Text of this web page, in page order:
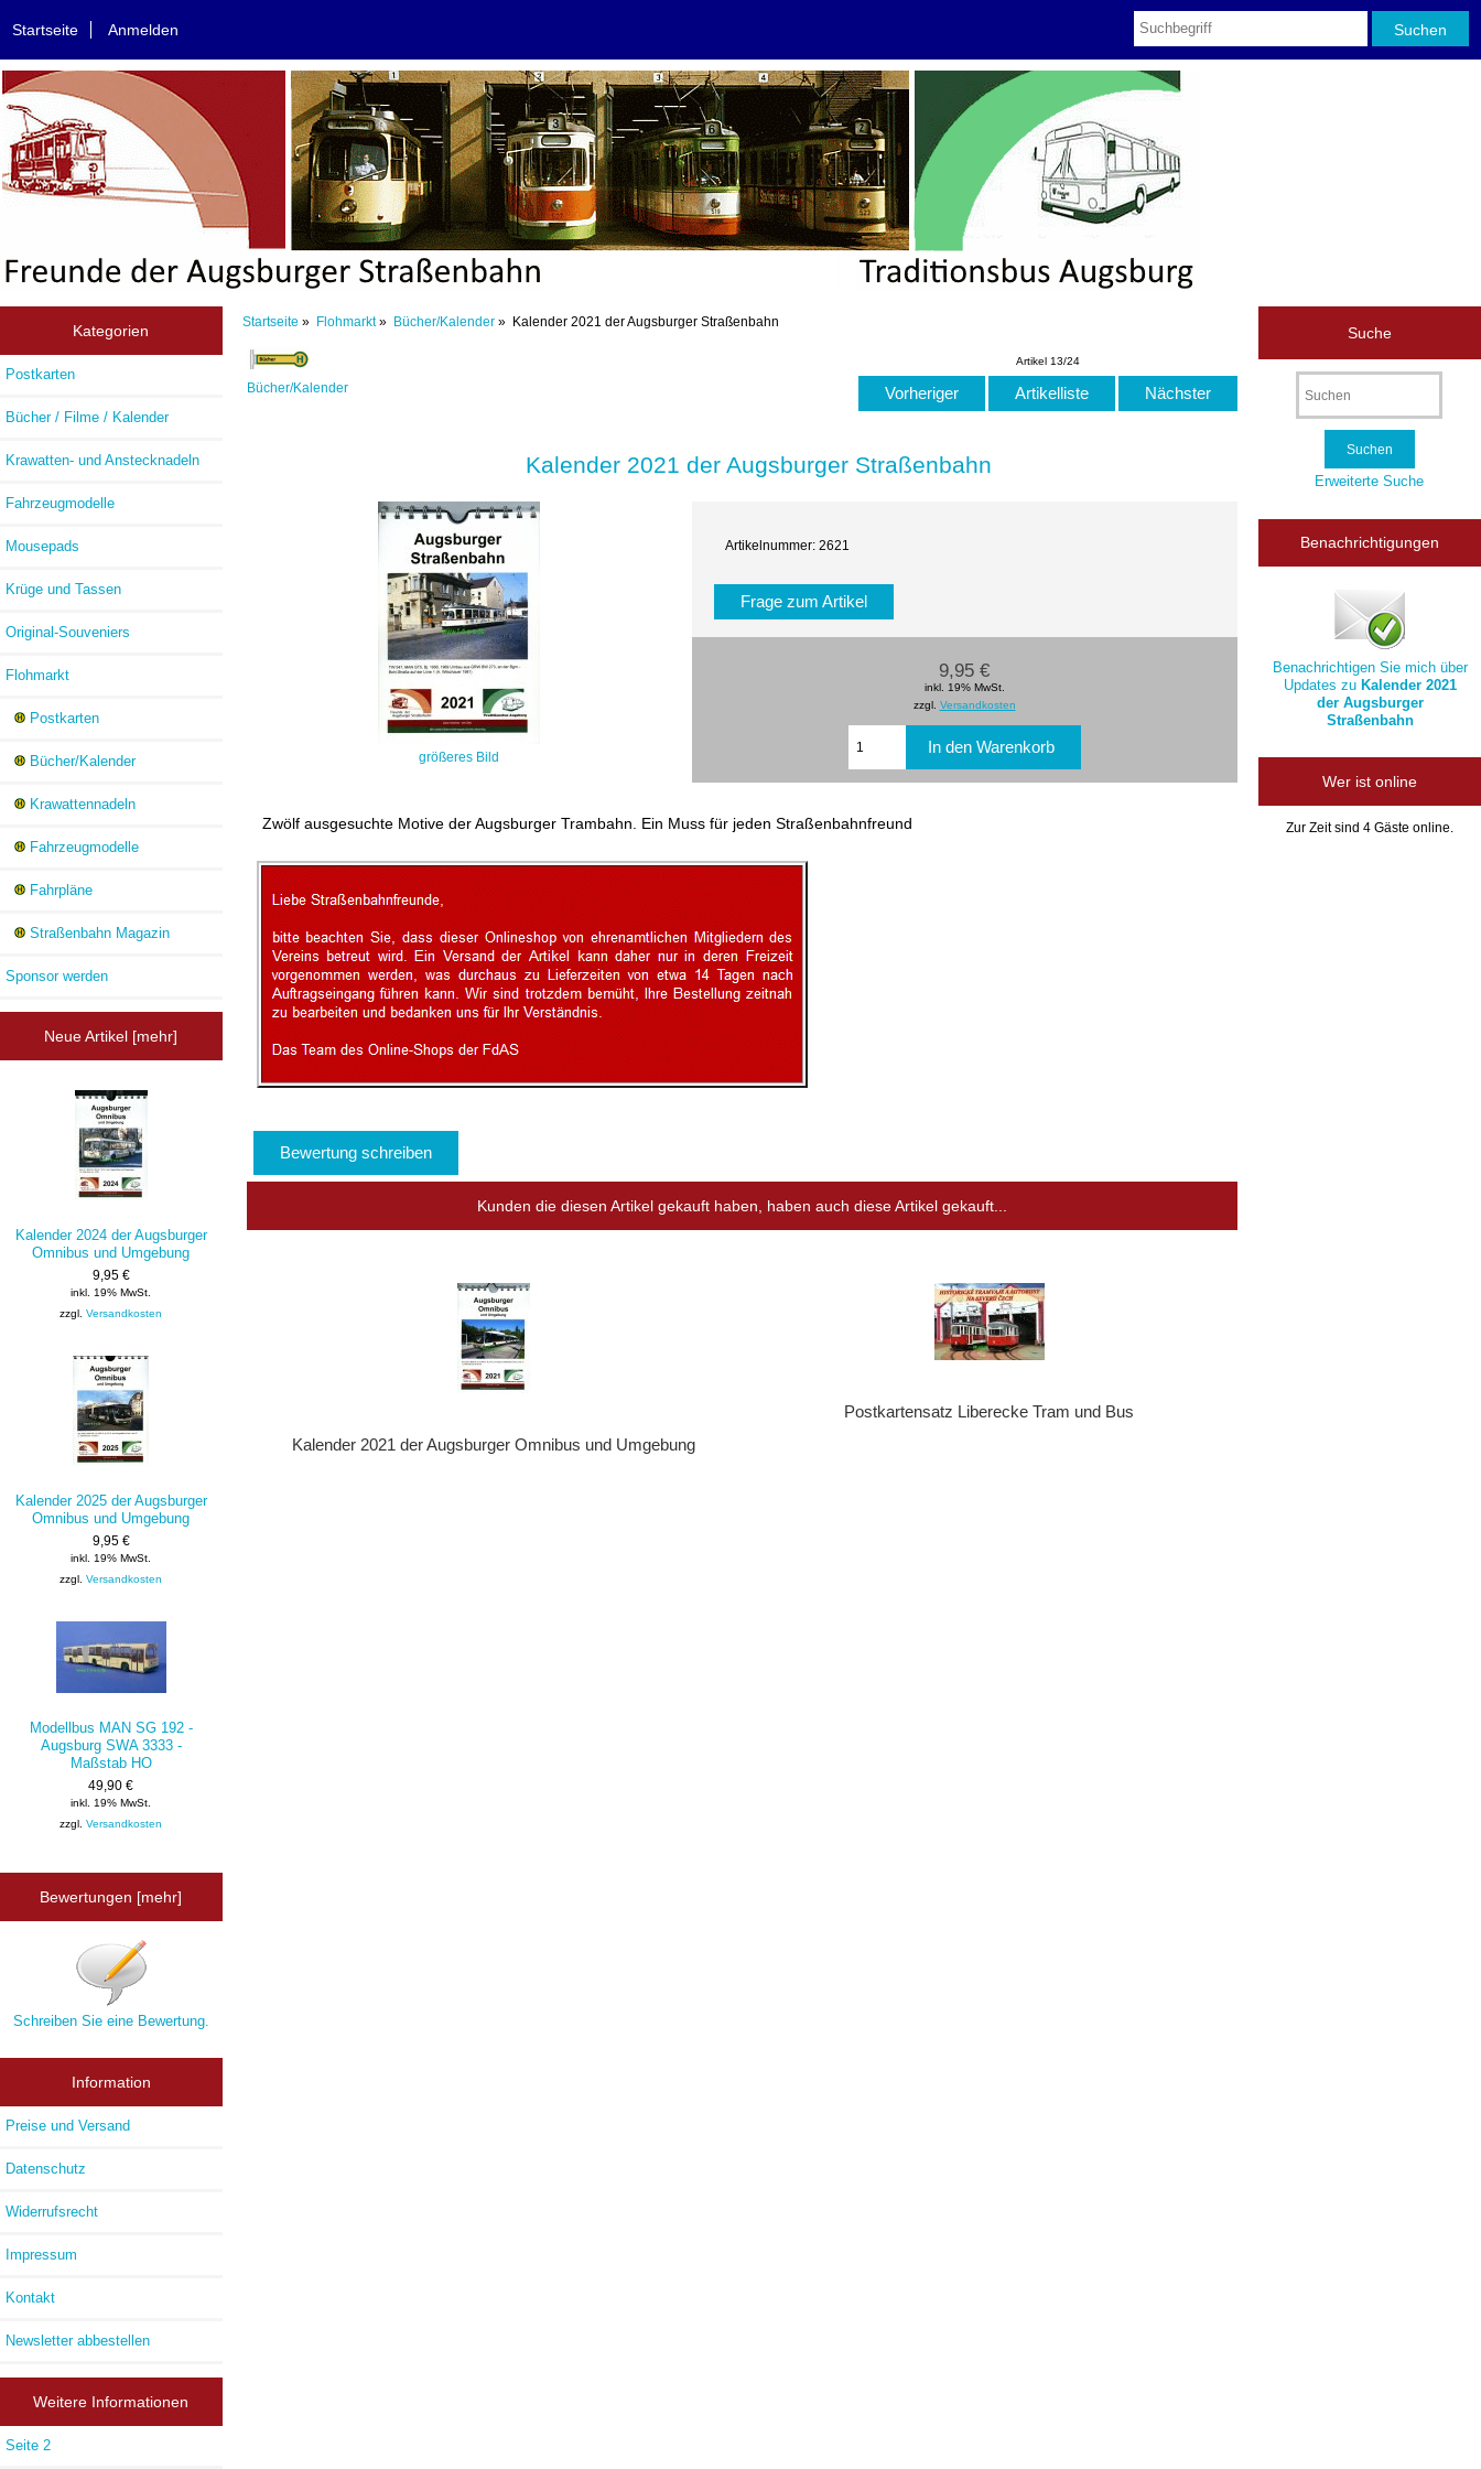
Startseite Anmelden
Kategorien
Postkarten
Bücher / Filme / Kalender
Krawatten- und Anstecknadeln
Fahrzeugmodelle
Mousepads
Krüge und Tassen
Original-Souveniers
Flohmarkt
Postkarten
Bücher/Kalender
Krawattennadeln
Fahrzeugmodelle
Fahrpläne
Straßenbahn Magazin
Sponsor werden
Neue Artikel [mehr]
Kalender 2024 der Augsburger
Omnibus und Umgebung
9,95 €
inkl. 19% MwSt.
zzgl.Versandkosten
Kalender 2025 der Augsburger
Omnibus und Umgebung
9,95 €
inkl. 19% MwSt.
zzgl.Versandkosten
Modellbus MAN SG 192 -
Augsburg SWA 3333 -
Maßstab HO
49,90 €
inkl. 19% MwSt.
zzgl.Versandkosten
Bewertungen [mehr]
Schreiben Sie eine Bewertung.
Information
Preise und Versand
Datenschutz
Widerrufsrecht
Impressum
Kontakt
Newsletter abbestellen
Weitere Informationen
Seite 2
Startseite » Flohmarkt» Bücher/Kalender » Kalender 2021 der Augsburger Straßenbahn
Bücher/Kalender
Artikel 13/24
Vorheriger Artikelliste Nächster
Kalender 2021 der Augsburger Straßenbahn
größeres Bild
Artikelnummer: 2621
Frage zum Artikel
9,95 €
inkl. 19% MwSt.
zzgl. Versandkosten
Zwölf ausgesuchte Motive der Augsburger Trambahn. Ein Muss für jeden Straßenbahnfreund
Bewertung schreiben
Kunden die diesen Artikel gekauft haben, haben auch diese Artikel gekauft...
Kalender 2021 der Augsburger Omnibus und Umgebung
Postkartensatz Liberecke Tram und Bus
Suche
Erweiterte Suche
Benachrichtigungen
Benachrichtigen Sie mich über
Updates zu Kalender 2021
der Augsburger
Straßenbahn
Wer ist online
Zur Zeit sind 4 Gäste online.